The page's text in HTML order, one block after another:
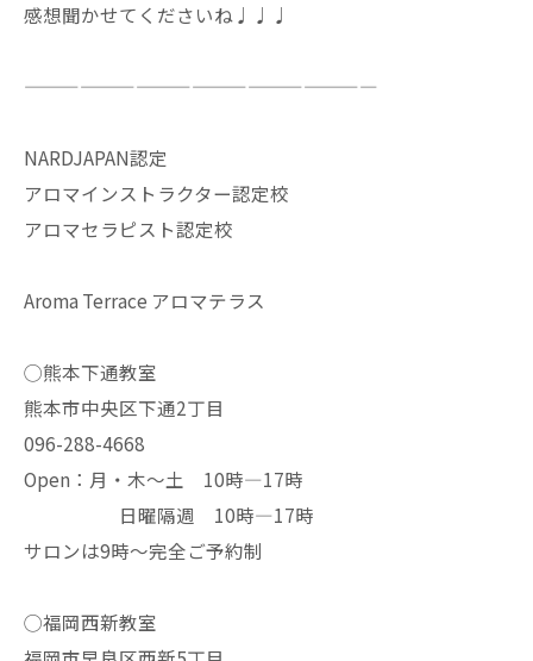
感想聞かせてくださいね♩♩♩
———————————————————
NARDJAPAN認定
アロマインストラクター認定校
アロマセラピスト認定校
Aroma Terrace アロマテラス
◯熊本下通教室
熊本市中央区下通2丁目
096-288-4668
Open：月・木〜土 10時—17時
日曜隔週 10時—17時
サロンは9時〜完全ご予約制
◯福岡西新教室